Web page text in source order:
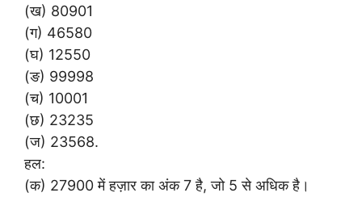
(ख) 80901
(ग) 46580
(घ) 12550
(ङ) 99998
(च) 10001
(छ) 23235
(ज) 23568.
हल:
(क) 27900 में हज़ार का अंक 7 है, जो 5 से अधिक है।